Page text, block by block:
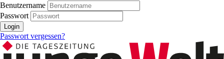
Benutzername
Passwort
Login
Passwort vergessen?